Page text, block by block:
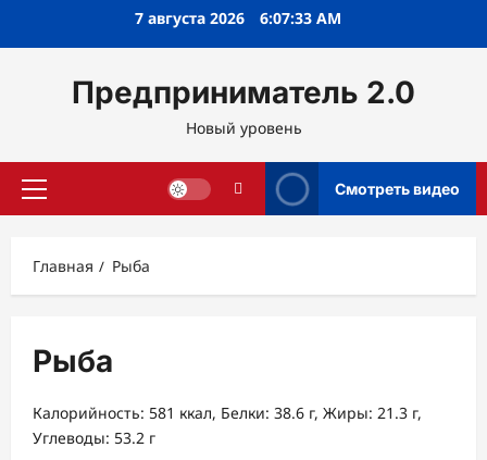
7 августа 2026 6:07:33 AM
Предприниматель 2.0
Новый уровень
Основное
Смотреть видео
Главная Рыба
Рыба
Калорийность: 581 ккал, Белки: 38.6 г, Жиры: 21.3 г,
Углеводы: 53.2 г